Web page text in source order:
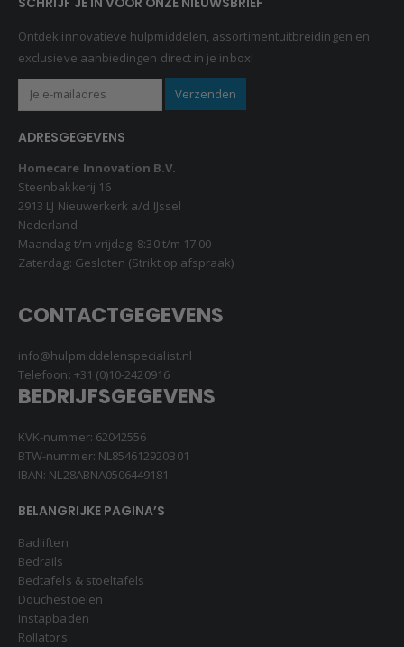
Ontdek innovatieve hulpmiddelen, assortimentuitbreidingen en
exclusieve aanbiedingen direct in je inbox!
ADRESGEGEVENS
Homecare Innovation B.V.
Steenbakkerij 16
2913 LJ Nieuwerkerk a/d IJssel
Nederland
Maandag t/m vrijdag: 8:30 t/m 17:00
Zaterdag: Gesloten (Strikt op afspraak)
CONTACTGEGEVENS
info@hulpmiddelenspecialist.nl
Telefoon: +31 (0)10-2420916
BEDRIJFSGEGEVENS
KVK-nummer: 62042556
BTW-nummer: NL854612920B01
IBAN: NL28ABNA0506449181
BELANGRIJKE PAGINA’S
Badliften
Bedrails
Bedtafels & stoeltafels
Douchestoelen
Instapbaden
Rollators